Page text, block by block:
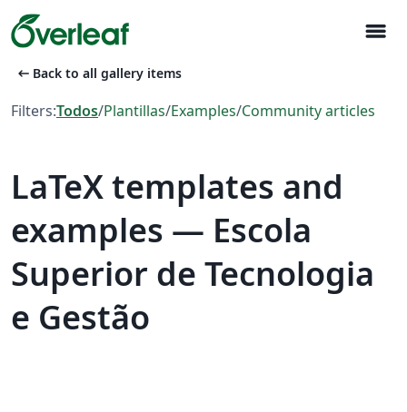
menu
arrow_left_alt Back to all gallery items
Filters:Todos/Plantillas/Examples/Community articles
LaTeX templates and
examples — Escola
Superior de Tecnologia
e Gestão